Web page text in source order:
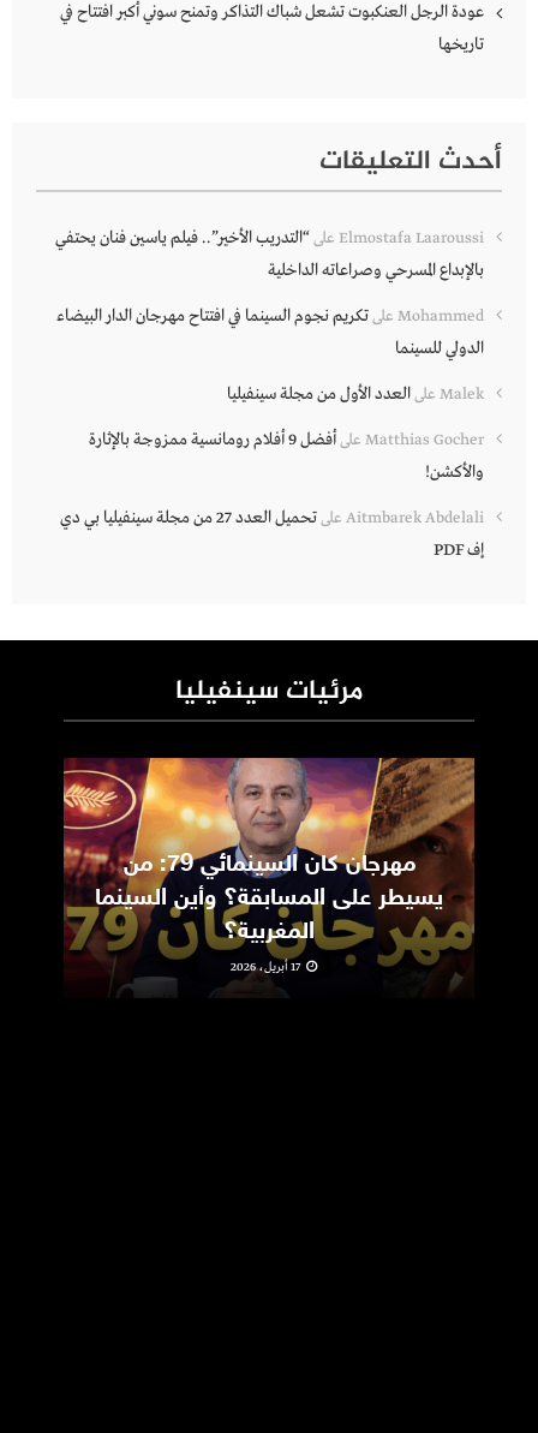
عودة الرجل العنكبوت تشعل شباك التذاكر وتمنح سوني أكبر افتتاح في
تاريخها
أحدث التعليقات
Elmostafa Laaroussi على“التدريب الأخير”.. فيلم ياسين فنان يحتفي
بالإبداع المسرحي وصراعاته الداخلية
Mohammed علىتكريم نجوم السينما في افتتاح مهرجان الدار البيضاء
الدولي للسينما
Malek علىالعدد الأول من مجلة سينفيليا
Matthias Gocher على
أفضل 9 أفلام رومانسية ممزوجة بالإثارة
والأكشن!
Aitmbarek Abdelali على
تحميل العدد 27 من مجلة سينفيليا بي دي
إف PDF
مرئيات سينفيليا
مهرجان كان السينمائي 79: من
يسيطر على المسابقة؟ وأين السينما
المغربية؟
17 أبريل، 2026